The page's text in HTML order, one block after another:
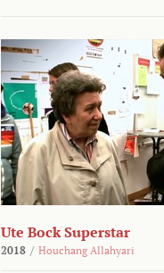
Ute Bock Superstar
2018 / Houchang Allahyari